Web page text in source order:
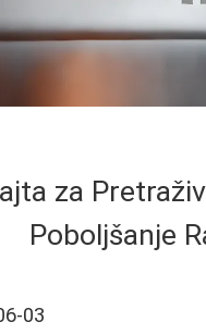
za
Poboljšanje
03